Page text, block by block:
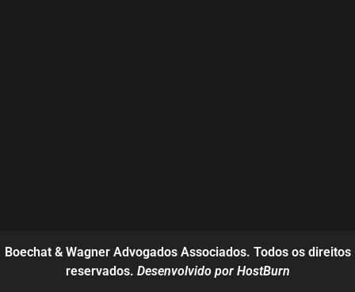
Boechat & Wagner Advogados Associados. Todos os direitos
reservados. Desenvolvido por HostBurn